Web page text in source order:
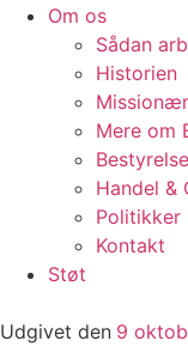
Om os
Sådan
Historien
Mere om
Bestyrelse
Handel &
Politikker
Kontakt
Støt
Udgivet den 9